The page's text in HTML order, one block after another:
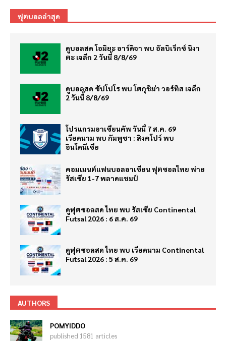
ฟุตบอลล่าสุด
ดูบอลสด โอมิยะ อาร์ดิจา พบ อัลบิเร็กซ์ นิงา
ตะ เจลีก 2 วันนี้ 8/8/69
ดูบอลสด ซัปโปโร พบ โตกุชิม่า วอร์ทิส เจลีก
2 วันนี้ 8/8/69
โปรแกรมอาเซียนคัพ วันนี้ 7 ส.ค. 69
เวียดนาม พบ กัมพูชา : สิงคโปร์ พบ
อินโดนีเซีย
คอมเมนต์แฟนบอลอาเซียน ฟุตซอลไทย พ่าย
รัสเซีย 1-7 พลาดแชมป์
ดูฟุตซอลสด ไทย พบ รัสเซีย Continental
Futsal 2026 : 6 ส.ค. 69
ดูฟุตซอลสด ไทย พบ เวียดนาม Continental
Futsal 2026 : 5 ส.ค. 69
AUTHORS
POMYIDDO
published 1581 articles